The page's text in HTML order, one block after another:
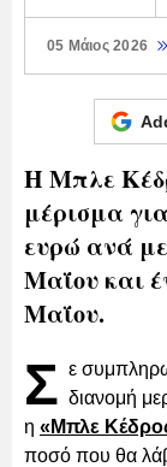
05 Μάιος 2026
Η Μπλε
μέρισμα
ευρώ ανά
Μαΐου και
Μαΐου.
Σ ε
διανομή
η «Μπλε
ποσό που θα